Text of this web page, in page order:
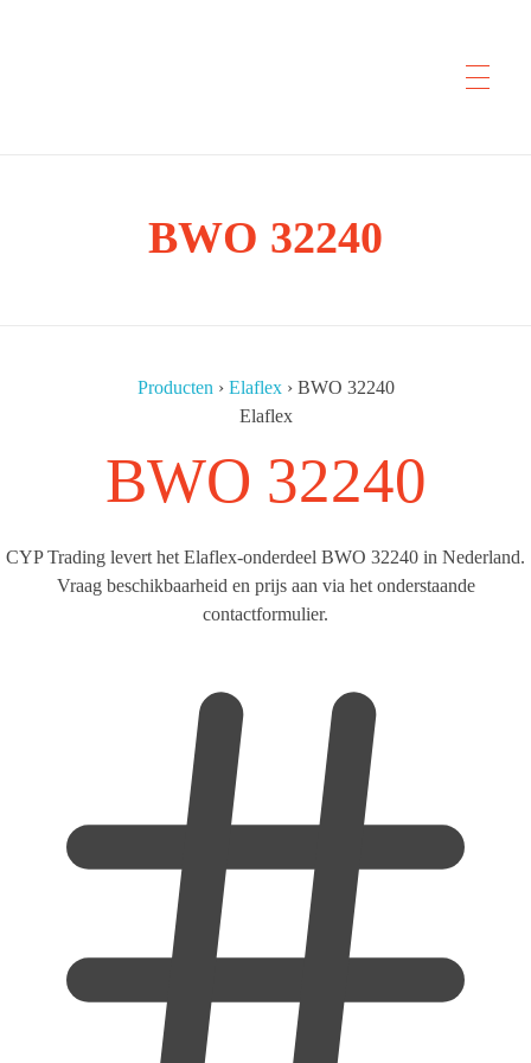
CYP Trading
BWO 32240
Producten › Elaflex › BWO 32240
Elaflex
BWO 32240
CYP Trading levert het Elaflex-onderdeel BWO 32240 in Nederland.
Vraag beschikbaarheid en prijs aan via het onderstaande
contactformulier.